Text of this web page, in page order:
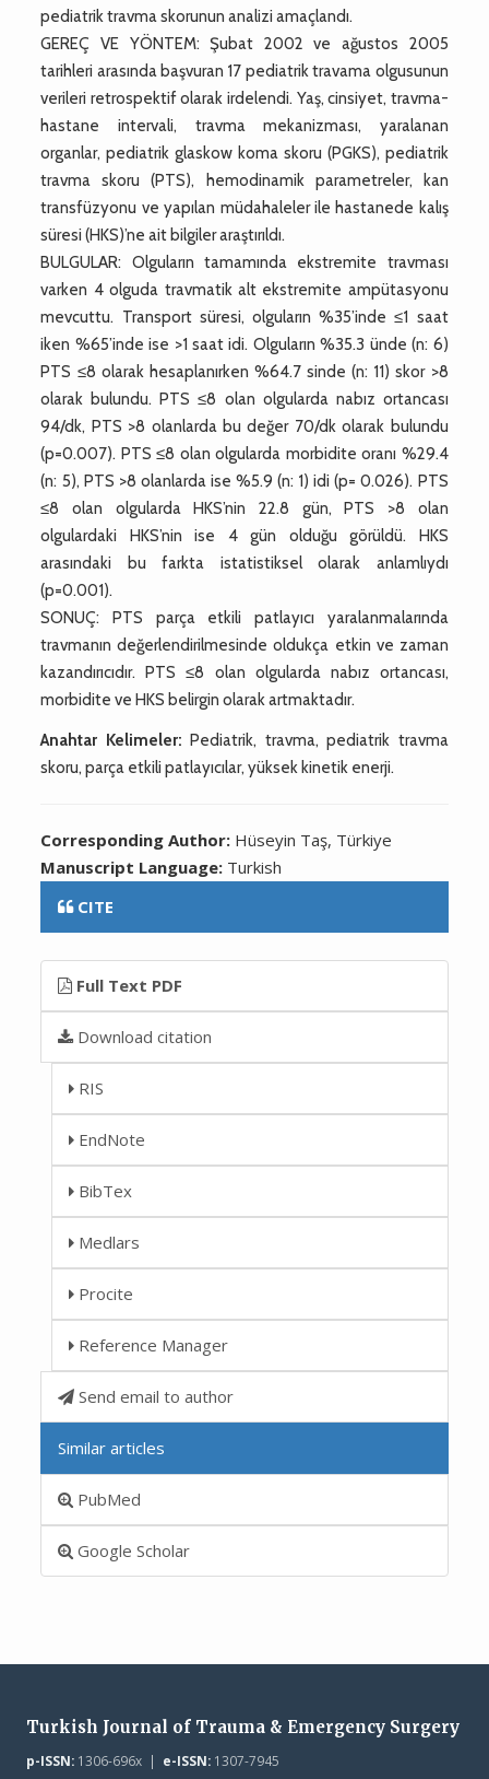
pediatrik travma skorunun analizi amaçlandı.
GEREÇ VE YÖNTEM: Şubat 2002 ve ağustos 2005
tarihleri arasında başvuran 17 pediatrik travama olgusunun
verileri retrospektif olarak irdelendi. Yaş, cinsiyet, travma-
hastane intervali, travma mekanizması, yaralanan
organlar, pediatrik glaskow koma skoru (PGKS), pediatrik
travma skoru (PTS), hemodinamik parametreler, kan
transfüzyonu ve yapılan müdahaleler ile hastanede kalış
süresi (HKS)’ne ait bilgiler araştırıldı.
BULGULAR: Olguların tamamında ekstremite travması
varken 4 olguda travmatik alt ekstremite ampütasyonu
mevcuttu. Transport süresi, olguların %35’inde ≤1 saat
iken %65’inde ise >1 saat idi. Olguların %35.3 ünde (n: 6)
PTS ≤8 olarak hesaplanırken %64.7 sinde (n: 11) skor >8
olarak bulundu. PTS ≤8 olan olgularda nabız ortancası
94/dk, PTS >8 olanlarda bu değer 70/dk olarak bulundu
(p=0.007). PTS ≤8 olan olgularda morbidite oranı %29.4
(n: 5), PTS >8 olanlarda ise %5.9 (n: 1) idi (p= 0.026). PTS
≤8 olan olgularda HKS’nin 22.8 gün, PTS >8 olan
olgulardaki HKS’nin ise 4 gün olduğu görüldü. HKS
arasındaki bu farkta istatistiksel olarak anlamlıydı
(p=0.001).
SONUÇ: PTS parça etkili patlayıcı yaralanmalarında
travmanın değerlendirilmesinde oldukça etkin ve zaman
kazandırıcıdır. PTS ≤8 olan olgularda nabız ortancası,
morbidite ve HKS belirgin olarak artmaktadır.
Anahtar Kelimeler: Pediatrik, travma, pediatrik travma
skoru, parça etkili patlayıcılar, yüksek kinetik enerji.
Corresponding Author: Hüseyin Taş, Türkiye
Manuscript Language: Turkish
CITE
Full Text PDF
Download citation
RIS
EndNote
BibTex
Medlars
Procite
Reference Manager
Send email to author
Similar articles
PubMed
Google Scholar
Turkish Journal of Trauma & Emergency Surgery
p-ISSN:1306-696x | e-ISSN:1307-7945